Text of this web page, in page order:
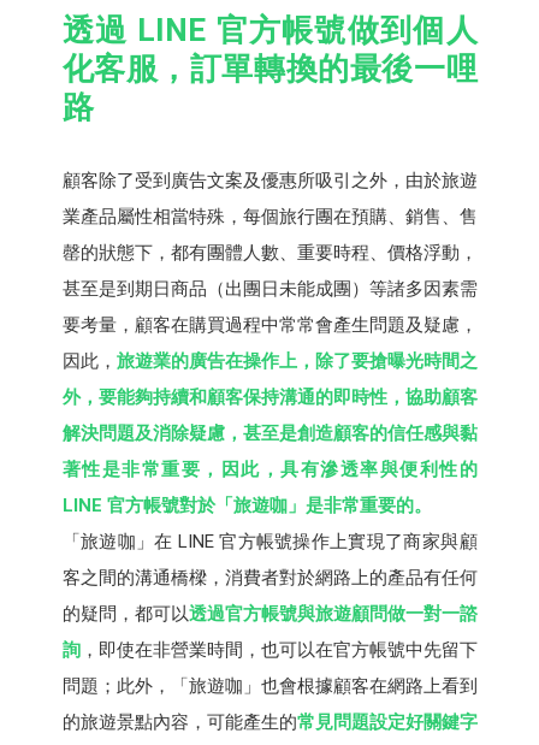
透過 LINE 官方帳號做到個人
化客服，訂單轉換的最後一哩
路
顧客除了受到廣告文案及優惠所吸引之外，由於旅遊
業產品屬性相當特殊，每個旅行團在預購、銷售、售
罄的狀態下，都有團體人數、重要時程、價格浮動，
甚至是到期日商品（出團日未能成團）等諸多因素需
要考量，顧客在購買過程中常常會產生問題及疑慮，
因此， 旅遊業的廣告在操作上，除了要搶曝光時間之
外，要能夠持續和顧客保持溝通的即時性，協助顧客
解決問題及消除疑慮，甚至是創造顧客的信任感與黏
著性是非常重要，因此，具有滲透率與便利性的
LINE 官方帳號對於「旅遊咖」是非常重要的。
「旅遊咖」在 LINE 官方帳號操作上實現了商家與顧
客之間的溝通橋樑，消費者對於網路上的產品有任何
的疑問，都可以透過官方帳號與旅遊顧問做一對一諮
詢，即使在非營業時間，也可以在官方帳號中先留下
問題；此外，「旅遊咖」也會根據顧客在網路上看到
的旅遊景點內容，可能產生的常見問題設定好關鍵字